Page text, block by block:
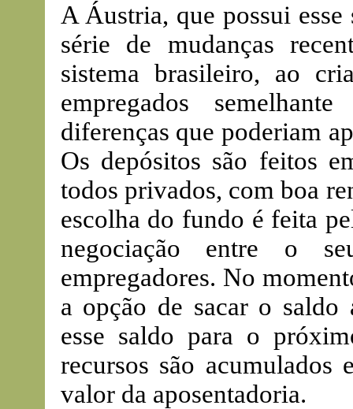
A Áustria, que possui
série de mudanças
sistema brasileiro, ao
empregados
diferenças que poderiam
Os depósitos são feitos
todos privados, com boa
escolha do fundo é feita
negociação entre o
empregadores. No
a opção de sacar o
esse saldo para o
recursos são
valor da aposentadoria.